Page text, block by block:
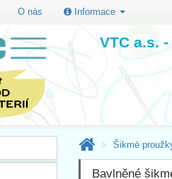
O nás Informace
VTC a.s.
Šikmé
Bavlněné